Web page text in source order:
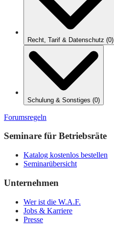
Recht, Tarif & Datenschutz (0)
Schulung & Sonstiges (0)
Forumsregeln
Seminare für Betriebsräte
Katalog kostenlos bestellen
Seminarübersicht
Unternehmen
Wer ist die W.A.F.
Jobs & Karriere
Presse